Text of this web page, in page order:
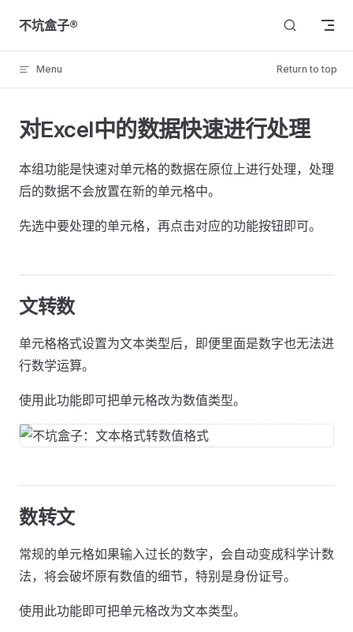
Skip to content
不坑盒子®
Menu Return to top
对Excel中的数据快速进行处理
本组功能是快速对单元格的数据在原位上进行处理，处理
后的数据不会放置在新的单元格中。
先选中要处理的单元格，再点击对应的功能按钮即可。
文转数
单元格格式设置为文本类型后，即便里面是数字也无法进
行数学运算。
使用此功能即可把单元格改为数值类型。
数转文
常规的单元格如果输入过长的数字，会自动变成科学计数
法，将会破坏原有数值的细节，特别是身份证号。
使用此功能即可把单元格改为文本类型。